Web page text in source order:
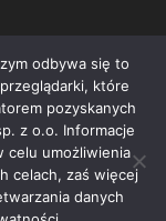
odbywa się to
które
pozyskanych
z o.o. Informacje
celu umożliwienia
celach, zaś więcej
danych